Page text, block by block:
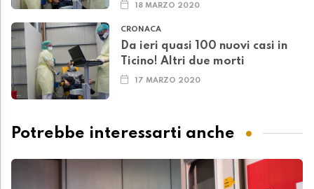
18 MARZO 2020
CRONACA
Da ieri quasi 100 nuovi casi in
Ticino! Altri due morti
17 MARZO 2020
Potrebbe interessarti anche